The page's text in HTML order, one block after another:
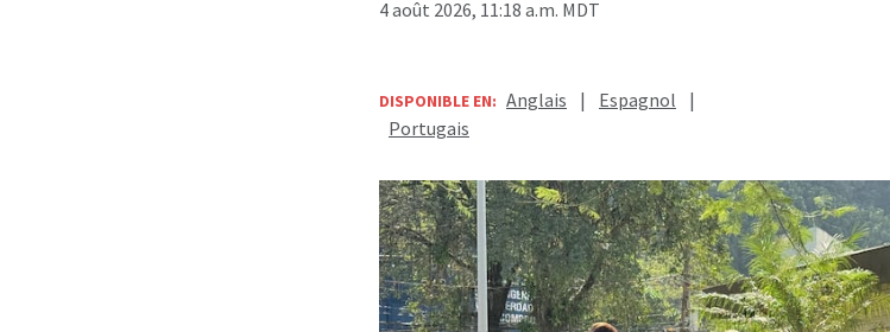
4 août 2026, 11:18 a.m. MDT
DISPONIBLE EN: Anglais | Espagnol
|
Portugais